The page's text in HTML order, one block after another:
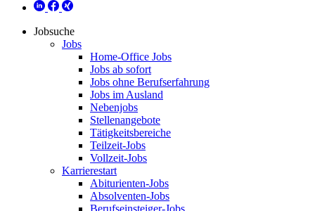
Jobsuche
Jobs
Home-Office Jobs
Jobs ab sofort
Jobs ohne Berufserfahrung
Jobs im Ausland
Nebenjobs
Stellenangebote
Tätigkeitsbereiche
Teilzeit-Jobs
Vollzeit-Jobs
Karrierestart
Abiturienten-Jobs
Absolventen-Jobs
Berufseinsteiger-Jobs